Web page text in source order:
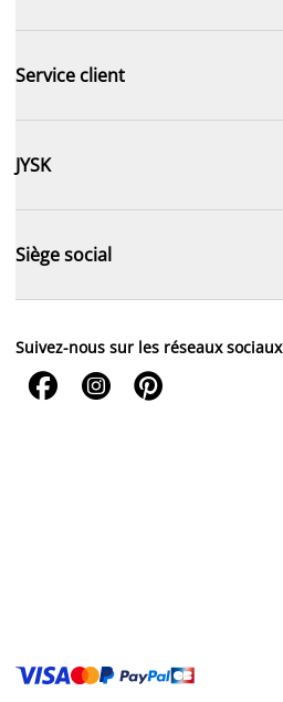
Service client
JYSK
Siège social
Suivez-nous sur les réseaux sociaux
  